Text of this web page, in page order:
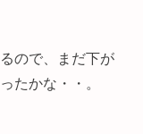
ので、まだ下が
たかな・・。